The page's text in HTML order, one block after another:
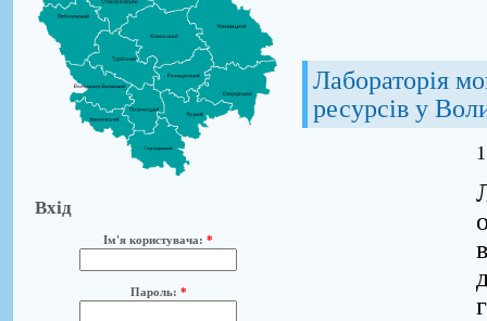
Вхід
Ім'я користувача: *
Пароль: *
Лабораторія
ресурсів у